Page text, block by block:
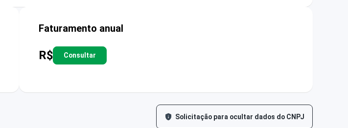
Faturamento anual
R$ Consultar
Solicitação para ocultar dados do CNPJ